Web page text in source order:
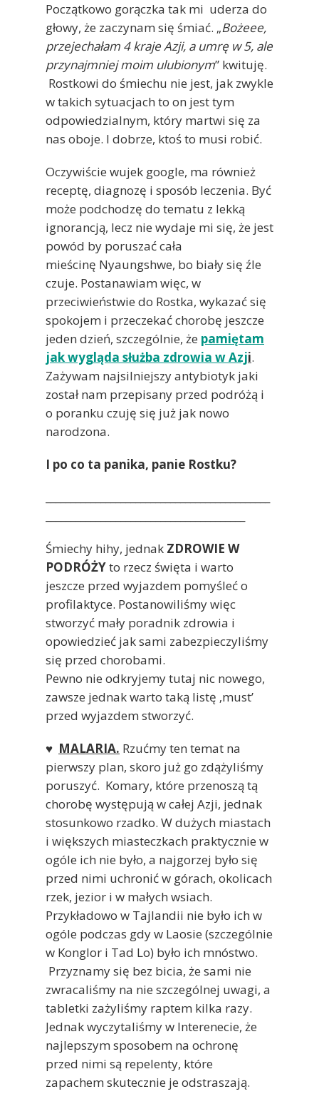
Początkowo gorączka tak mi uderza do
głowy, że zaczynam się śmiać. „Bożeee,
przejechałam 4 kraje Azji, a umrę w 5, ale
przynajmniej moim ulubionym” kwituję.
Rostkowi do śmiechu nie jest, jak zwykle
w takich sytuacjach to on jest tym
odpowiedzialnym, który martwi się za
nas oboje. I dobrze, ktoś to musi robić.
Oczywiście wujek google, ma również
receptę, diagnozę i sposób leczenia. Być
może podchodzę do tematu z lekką
ignorancją, lecz nie wydaje mi się, że jest
powód by poruszać cała
mieścinę Nyaungshwe, bo biały się źle
czuje. Postanawiam więc, w
przeciwieństwie do Rostka, wykazać się
spokojem i przeczekać chorobę jeszcze
jeden dzień, szczególnie, że pamiętam
jak wygląda służba zdrowia w Azji.
Zażywam najsilniejszy antybiotyk jaki
został nam przepisany przed podróżą i
o poranku czuję się już jak nowo
narodzona.
I po co ta panika, panie Rostku?
Śmiechy hihy, jednak ZDROWIE W
PODRÓŻYto rzecz święta i warto
jeszcze przed wyjazdem pomyśleć o
profilaktyce. Postanowiliśmy więc
stworzyć mały poradnik zdrowia i
opowiedzieć jak sami zabezpieczyliśmy
się przed chorobami.
Pewno nie odkryjemy tutaj nic nowego,
zawsze jednak warto taką listę ‚must’
przed wyjazdem stworzyć.
♥ MALARIA. Rzućmy ten temat na
pierwszy plan, skoro już go zdążyliśmy
poruszyć. Komary, które przenoszą tą
chorobę występują w całej Azji, jednak
stosunkowo rzadko. W dużych miastach
i większych miasteczkach praktycznie w
ogóle ich nie było, a najgorzej było się
przed nimi uchronić w górach, okolicach
rzek, jezior i w małych wsiach.
Przykładowo w Tajlandii nie było ich w
ogóle podczas gdy w Laosie (szczególnie
w Konglor i Tad Lo) było ich mnóstwo.
Przyznamy się bez bicia, że sami nie
zwracaliśmy na nie szczególnej uwagi, a
tabletki zażyliśmy raptem kilka razy.
Jednak wyczytaliśmy w Interenecie, że
najlepszym sposobem na ochronę
przed nimi są repelenty, które
zapachem skutecznie je odstraszają.